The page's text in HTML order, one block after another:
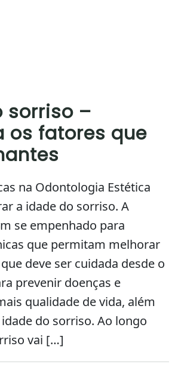
sorriso –
os fatores que
na Odontologia Estética
a idade do sorriso. A
se empenhado para
que permitam melhorar
deve ser cuidada desde o
prevenir doenças e
qualidade de vida, além
do sorriso. Ao longo
vai […]